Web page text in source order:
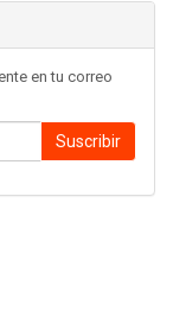
en tu correo
Suscribir